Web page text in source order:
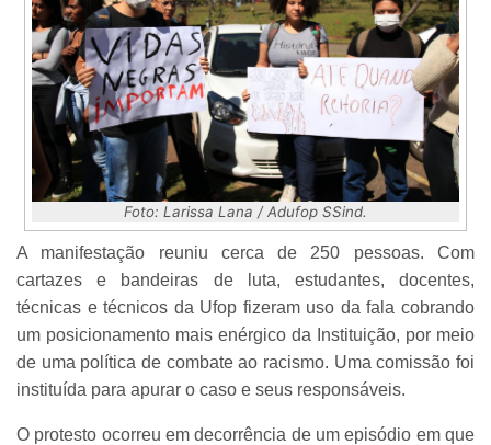
Foto: Larissa Lana / Adufop SSind.
A manifestação reuniu cerca de 250 pessoas. Com
cartazes e bandeiras de luta, estudantes, docentes,
técnicas e técnicos da Ufop fizeram uso da fala cobrando
um posicionamento mais enérgico da Instituição, por meio
de uma política de combate ao racismo. Uma comissão foi
instituída para apurar o caso e seus responsáveis.
O protesto ocorreu em decorrência de um episódio em que